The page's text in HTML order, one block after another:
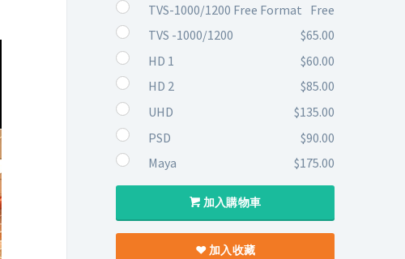
TVS-1000/1200 Free Format Free
TVS -1000/1200
$65.00
HD 1
$60.00
HD 2
$85.00
UHD
$135.00
PSD
$90.00
Maya
$175.00
加入購物車
加入收藏